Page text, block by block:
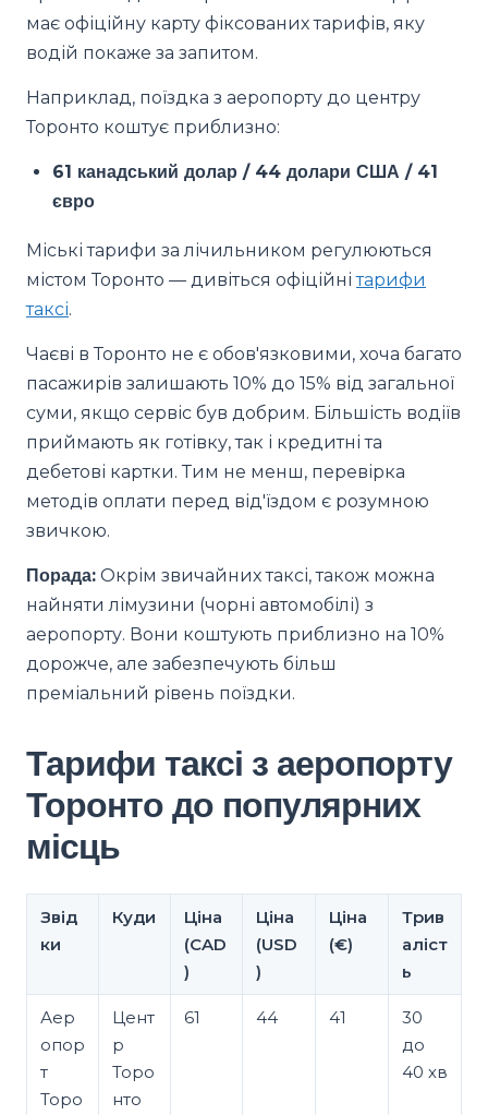
має офіційну карту фіксованих тарифів, яку
водій покаже за запитом.
Наприклад, поїздка з аеропорту до центру
Торонто коштує приблизно:
61 канадський долар / 44 долари США / 41
євро
Міські тарифи за лічильником регулюються
містом Торонто — дивіться офіційнітарифи
таксі.
Чаєві в Торонто не є обов'язковими, хоча багато
пасажирів залишають 10% до 15% від загальної
суми, якщо сервіс був добрим. Більшість водіїв
приймають як готівку, так і кредитні та
дебетові картки. Тим не менш, перевірка
методів оплати перед від'їздом є розумною
звичкою.
Порада: Окрім звичайних таксі, також можна
найняти лімузини (чорні автомобілі) з
аеропорту. Вони коштують приблизно на 10%
дорожче, але забезпечують більш
преміальний рівень поїздки.
Тарифи таксі з аеропорту
Торонто до популярних
місць
Звід
ки
Куди
Ціна
(CAD
)
Ціна
(USD
)
Ціна
(€)
Трив
аліст
ь
Аер
опор
т
Торо
Цент
р
Торо
нто
61 44 41
30
до
40 хв